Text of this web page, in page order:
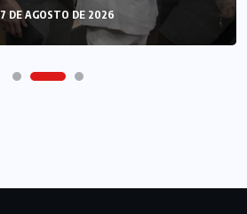
7 DE AGOSTO DE 2026
7 DE AGOSTO DE 2026